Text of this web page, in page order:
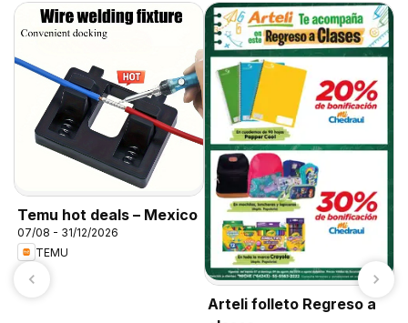
Temu hot deals – Mexico
07/08 - 31/12/2026
TEMU
Arteli folleto Regreso a